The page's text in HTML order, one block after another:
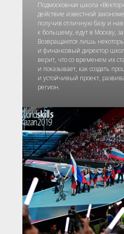
Подмосковная школа
действие известной
получив отличную базу и
к большему, едут в Москву,
Возвращаются лишь
и финансовый директор
верит, что со временем их
и показывает, как создать
и устойчивый проект,
регион.